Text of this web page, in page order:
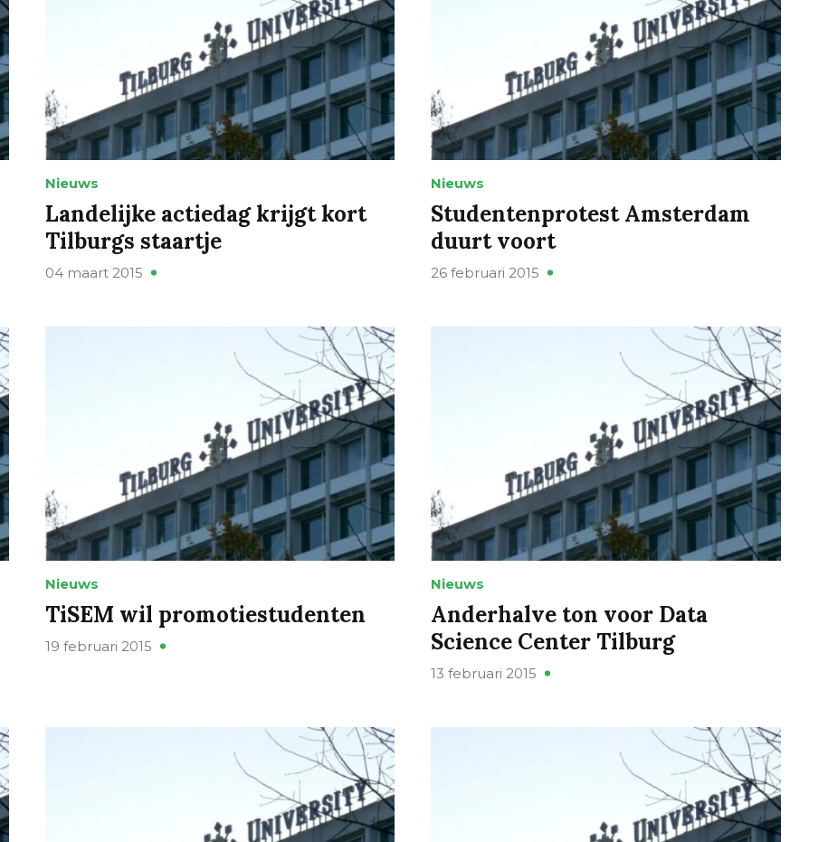
Nieuws
Landelijke actiedag krijgt kort
Tilburgs staartje
04 maart 2015
Nieuws
Studentenprotest Amsterdam
duurt voort
26 februari 2015
Nieuws
TiSEM wil promotiestudenten
19 februari 2015
Nieuws
Anderhalve ton voor Data
Science Center Tilburg
13 februari 2015